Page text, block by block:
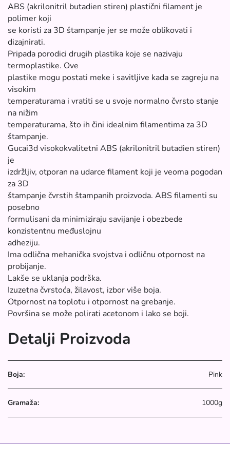
ABS (akrilonitril butadien stiren) plastični filament je
polimer koji
se koristi za 3D štampanje jer se može oblikovati i
dizajnirati.
Pripada porodici drugih plastika koje se nazivaju
termoplastike. Ove
plastike mogu postati meke i savitljive kada se zagreju na
visokim
temperaturama i vratiti se u svoje normalno čvrsto stanje
na nižim
temperaturama, što ih čini idealnim filamentima za 3D
štampanje.
Gucai3d visokokvalitetni ABS (akrilonitril butadien stiren)
je
izdržljiv, otporan na udarce filament koji je veoma pogodan
za 3D
štampanje čvrstih štampanih proizvoda. ABS filamenti su
posebno
formulisani da minimiziraju savijanje i obezbede
konzistentnu međuslojnu
adheziju.
Ima odlična mehanička svojstva i odličnu otpornost na
probijanje.
Lakše se uklanja podrška.
Izuzetna čvrstoća, žilavost, izbor više boja.
Otpornost na toplotu i otpornost na grebanje.
Površina se može polirati acetonom i lako se boji.
Detalji Proizvoda
Boja: Pink
Gramaža: 1000g